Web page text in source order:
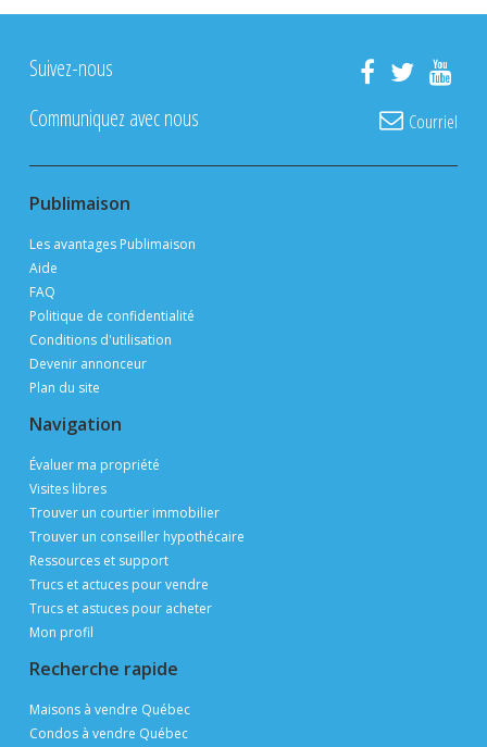
Suivez-nous
Communiquez avec nous
Courriel
Publimaison
Les avantages Publimaison
Aide
FAQ
Politique de confidentialité
Conditions d'utilisation
Devenir annonceur
Plan du site
Navigation
Évaluer ma propriété
Visites libres
Trouver un courtier immobilier
Trouver un conseiller hypothécaire
Ressources et support
Trucs et actuces pour vendre
Trucs et astuces pour acheter
Mon profil
Recherche rapide
Maisons à vendre Québec
Condos à vendre Québec